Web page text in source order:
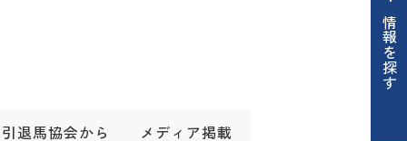
情報を探す
引退馬協会から メディア掲載